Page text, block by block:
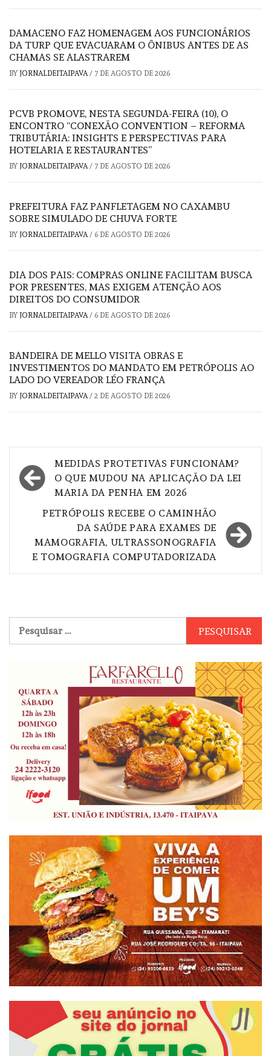
DAMACENO FAZ HOMENAGEM AOS FUNCIONÁRIOS
DA TURP QUE EVACUARAM O ÔNIBUS ANTES DE AS
CHAMAS SE ALASTRAREM
BY JORNALDEITAIPAVA/ 7 DE AGOSTO DE 2026
PCVB PROMOVE, NESTA SEGUNDA-FEIRA (10), O
ENCONTRO “CONEXÃO CONVENTION – REFORMA
TRIBUTÁRIA: INSIGHTS E PERSPECTIVAS PARA
HOTELARIA E RESTAURANTES”
BY JORNALDEITAIPAVA/ 7 DE AGOSTO DE 2026
PREFEITURA FAZ PANFLETAGEM NO CAXAMBU
SOBRE SIMULADO DE CHUVA FORTE
BY JORNALDEITAIPAVA/ 6 DE AGOSTO DE 2026
DIA DOS PAIS: COMPRAS ONLINE FACILITAM BUSCA
POR PRESENTES, MAS EXIGEM ATENÇÃO AOS
DIREITOS DO CONSUMIDOR
BY JORNALDEITAIPAVA/ 6 DE AGOSTO DE 2026
BANDEIRA DE MELLO VISITA OBRAS E
INVESTIMENTOS DO MANDATO EM PETRÓPOLIS AO
LADO DO VEREADOR LÉO FRANÇA
BY JORNALDEITAIPAVA/ 2 DE AGOSTO DE 2026
Navegação
de
MEDIDAS PROTETIVAS FUNCIONAM?
O QUE MUDOU NA APLICAÇÃO DA LEI
MARIA DA PENHA EM 2026
PETRÓPOLIS RECEBE O CAMINHÃO
DA SAÚDE PARA EXAMES DE
MAMOGRAFIA, ULTRASSONOGRAFIA
E TOMOGRAFIA COMPUTADORIZADA